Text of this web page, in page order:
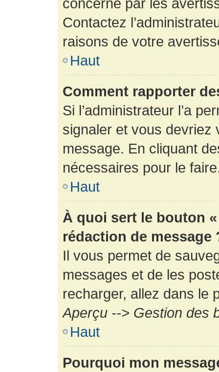
Contactez
raisons de votre
Haut
Comment rapporter
Si l’administrateur l’a
signaler et vous devriez
message. En cliquant
nécessaires pour le
Haut
À quoi sert le bouton
rédaction de message
Il vous permet de
messages et de les
recharger, allez dans le
Aperçu --> Gestion des
Haut
Pourquoi mon